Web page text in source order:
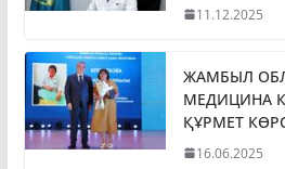
11.12.2025
ЖАМБЫЛ
МЕДИЦИНА
ҚҰРМЕТ
16.06.2025